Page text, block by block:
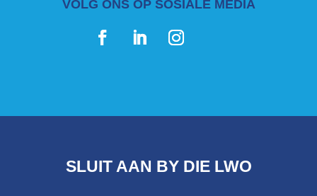
VOLG ONS OP SOSIALE MEDIA
SLUIT AAN BY DIE LWO